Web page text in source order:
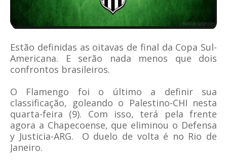
Estão definidas as oitavas de final da Copa Sul-
Americana. E serão nada menos que dois
confrontos brasileiros.
O Flamengo foi o último a definir sua
classificação, goleando o Palestino-CHI nesta
quarta-feira (9). Com isso, terá pela frente
agora a Chapecoense, que eliminou o Defensa
y Justicia-ARG. O duelo de volta é no Rio de
Janeiro.